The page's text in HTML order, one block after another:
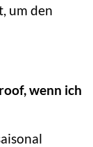
um den
wenn ich